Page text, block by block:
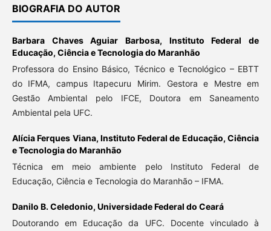
BIOGRAFIA DO AUTOR
Barbara Chaves Aguiar Barbosa, Instituto Federal de
Educação, Ciência e Tecnologia do Maranhão
Professora do Ensino Básico, Técnico e Tecnológico – EBTT
do IFMA, campus Itapecuru Mirim. Gestora e Mestre em
Gestão Ambiental pelo IFCE, Doutora em Saneamento
Ambiental pela UFC.
Alícia Ferques Viana, Instituto Federal de Educação, Ciência
e Tecnologia do Maranhão
Técnica em meio ambiente pelo Instituto Federal de
Educação, Ciência e Tecnologia do Maranhão – IFMA.
Danilo B. Celedonio, Universidade Federal do Ceará
Doutorando em Educação da UFC. Docente vinculado à